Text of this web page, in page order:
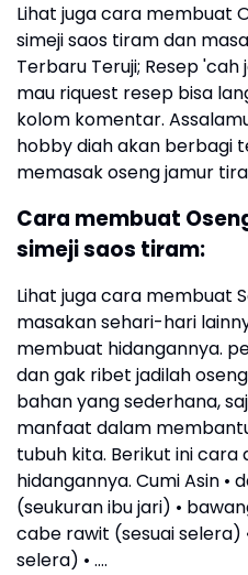
Lihat juga cara membuat
simeji saos tiram dan
Terbaru Teruji; Resep
mau riquest resep bisa
kolom komentar.
hobby diah akan berbagi
memasak oseng jamur
Cara membuat
simeji saos tiram:
Lihat juga cara membuat
masakan sehari-hari
membuat hidangannya.
dan gak ribet jadilah
bahan yang sederhana,
manfaat dalam
tubuh kita. Berikut ini
hidangannya. Cumi Asin •
(seukuran ibu jari) •
cabe rawit (sesuai selera)
selera) • ….